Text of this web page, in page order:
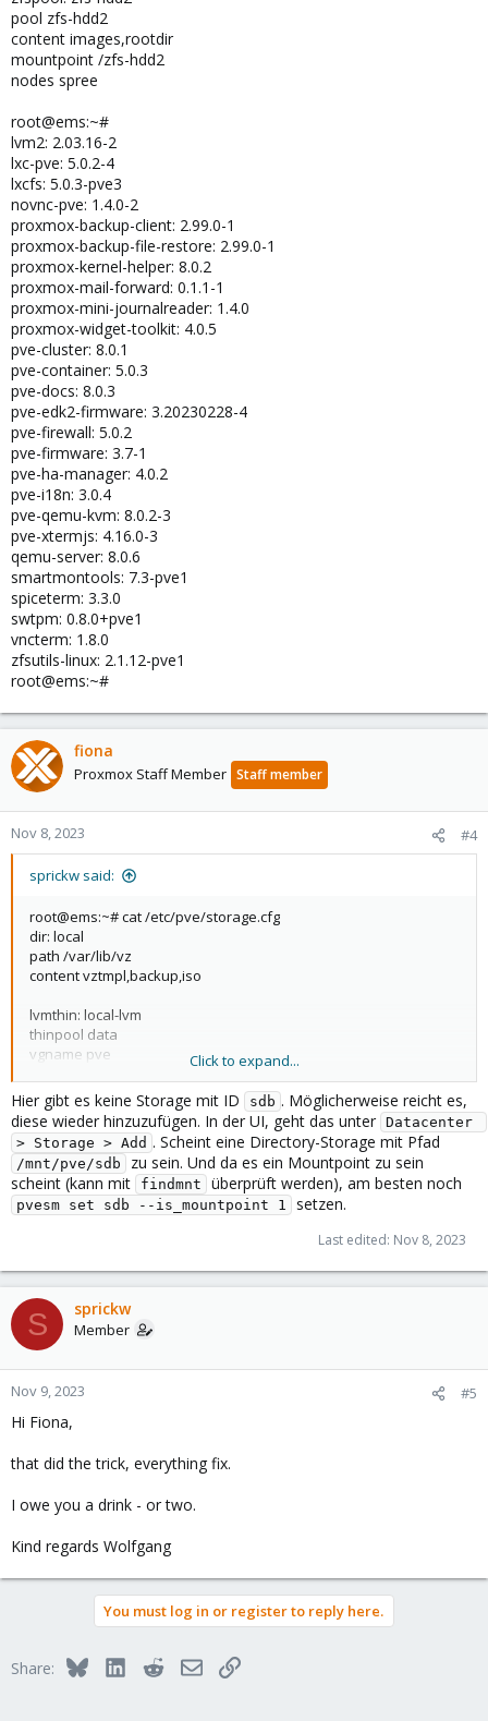
pool zfs-hdd2
content images,rootdir
mountpoint /zfs-hdd2
nodes spree
root@ems:~#
lvm2: 2.03.16-2
lxc-pve: 5.0.2-4
lxcfs: 5.0.3-pve3
novnc-pve: 1.4.0-2
proxmox-backup-client: 2.99.0-1
proxmox-backup-file-restore: 2.99.0-1
proxmox-kernel-helper: 8.0.2
proxmox-mail-forward: 0.1.1-1
proxmox-mini-journalreader: 1.4.0
proxmox-widget-toolkit: 4.0.5
pve-cluster: 8.0.1
pve-container: 5.0.3
pve-docs: 8.0.3
pve-edk2-firmware: 3.20230228-4
pve-firewall: 5.0.2
pve-firmware: 3.7-1
pve-ha-manager: 4.0.2
pve-i18n: 3.0.4
pve-qemu-kvm: 8.0.2-3
pve-xtermjs: 4.16.0-3
qemu-server: 8.0.6
smartmontools: 7.3-pve1
spiceterm: 3.3.0
swtpm: 0.8.0+pve1
vncterm: 1.8.0
zfsutils-linux: 2.1.12-pve1
root@ems:~#
fiona
Proxmox Staff Member Staff member
Nov 8, 2023 #4
sprickw said:
root@ems:~# cat /etc/pve/storage.cfg
dir: local
path /var/lib/vz
content vztmpl,backup,iso
lvmthin: local-lvm
thinpool data
vgname pve
cifs: proxback2
path /mnt/pve/proxback2
server 192.168.178.15
share proxback2
content backup
prune-backups keep-all=1
zfspool: zfs-hdd
pool zfs-hdd
content images,rootdir
mountpoint /zfs-hdd
nodes warnow,spree,ems
sparse 0
pool zfs-ssd
mountpoint /zfs-ssd
sparse 0
zfspool: zfs-hdd2
content images,rootdir
mountpoint /zfs-hdd2
nodes spree
Click to expand...
Hier gibt es keine Storage mit ID sdb . Möglicherweise reicht es,
diese wieder hinzuzufügen. In der UI, geht das unter Datacenter
> Storage > Add . Scheint eine Directory-Storage mit Pfad
/mnt/pve/sdb
zu sein. Und da es ein Mountpoint zu sein
scheint (kann mit
findmnt überprüft werden), am besten noch
pvesm set sdb --is_mountpoint 1 setzen.
Last edited: Nov 8, 2023
S sprickw
Member
Nov 9, 2023 #5
Hi Fiona,
that did the trick, everything fix.
I owe you a drink - or two.
Kind regards Wolfgang
You must log in or register to reply here.
Share: BlueskyLinkedInRedditEmailLink